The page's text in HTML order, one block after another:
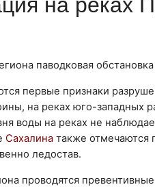
паводковая
первые признаки
на реках юго-западных
воды на реках не
Сахалина также отмечаются
ледостав.
проводятся